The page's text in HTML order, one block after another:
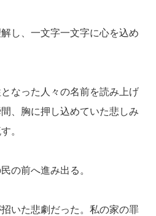
し、一文字一文字に心を込め
なった人々の名前を読み上げ
、胸に押し込めていた悲しみ
。
の前へ進み出る。
招いた悲劇だった。私の家の罪